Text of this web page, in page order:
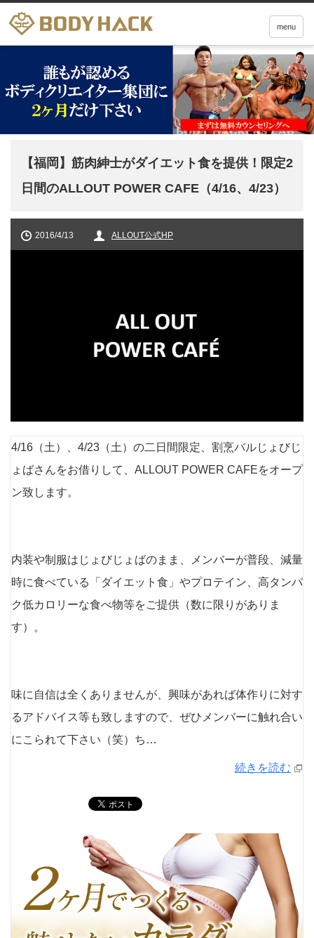
menu
【福岡】筋肉紳士がダイエット食を提供！限定2
日間のALLOUT POWER CAFE（4/16、4/23）
2016/4/13 ALLOUT公式HP
4/16（土）、4/23（土）の二日間限定、割烹バルじょびじ
ょばさんをお借りして、ALLOUT POWER CAFEをオープ
ン致します。
内装や制服はじょびじょばのまま、メンバーが普段、減量
時に食べている「ダイエット食」やプロテイン、高タンパ
ク低カロリーな食べ物等をご提供（数に限りがありま
す）。
味に自信は全くありませんが、興味があれば体作りに対す
るアドバイス等も致しますので、ぜひメンバーに触れ合い
にこられて下さい（笑）ち…
続きを読む